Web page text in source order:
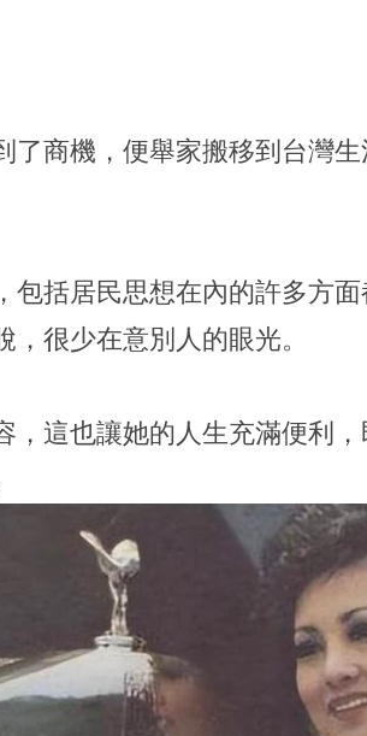
了商機，便舉家搬移到台灣
包括居民思想在內的許多方
很少在意別人的眼光。
，這也讓她的人生充滿便利